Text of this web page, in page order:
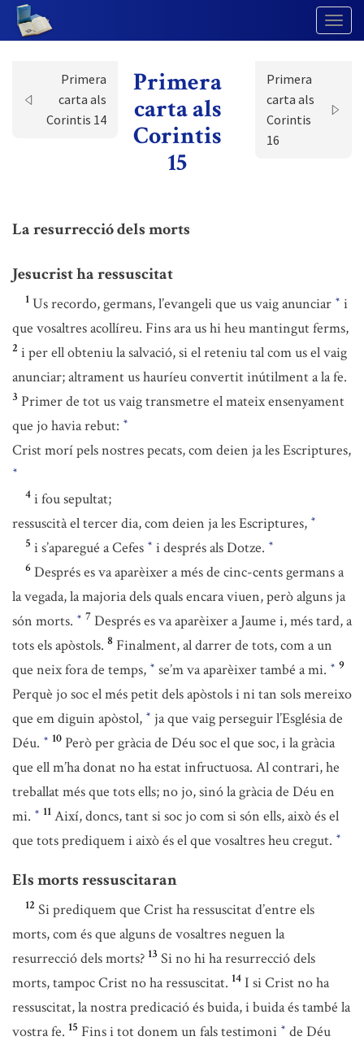
Primera
carta als
Corintis 14
Primera
carta als
Corintis
15
Primera
carta als
Corintis
16
La resurrecció dels morts
Jesucrist ha ressuscitat
1 Us recordo, germans, l’evangeli que us vaig anunciar * i
que vosaltres acollíreu. Fins ara us hi heu mantingut ferms,
2 i per ell obteniu la salvació, si el reteniu tal com us el vaig
anunciar; altrament us hauríeu convertit inútilment a la fe.
3 Primer de tot us vaig transmetre el mateix ensenyament
que jo havia rebut: *
Crist morí pels nostres pecats, com deien ja les Escriptures,
*
4 i fou sepultat;
ressuscità el tercer dia, com deien ja les Escriptures, *
5 i s’aparegué a Cefes * i després als Dotze. *
6 Després es va aparèixer a més de cinc-cents germans a
la vegada, la majoria dels quals encara viuen, però alguns ja
són morts. * 7 Després es va aparèixer a Jaume i, més tard, a
tots els apòstols. 8 Finalment, al darrer de tots, com a un
que neix fora de temps, * se’m va aparèixer també a mi. * 9
Perquè jo soc el més petit dels apòstols i ni tan sols mereixo
que em diguin apòstol, * ja que vaig perseguir l’Església de
Déu. * 10 Però per gràcia de Déu soc el que soc, i la gràcia
que ell m’ha donat no ha estat infructuosa. Al contrari, he
treballat més que tots ells; no jo, sinó la gràcia de Déu en
mi. * 11 Així, doncs, tant si soc jo com si són ells, això és el
que tots prediquem i això és el que vosaltres heu cregut. *
Els morts ressuscitaran
12 Si prediquem que Crist ha ressuscitat d’entre els
morts, com és que alguns de vosaltres neguen la
resurrecció dels morts? 13 Si no hi ha resurrecció dels
morts, tampoc Crist no ha ressuscitat. 14 I si Crist no ha
ressuscitat, la nostra predicació és buida, i buida és també la
vostra fe. 15 Fins i tot donem un fals testimoni * de Déu